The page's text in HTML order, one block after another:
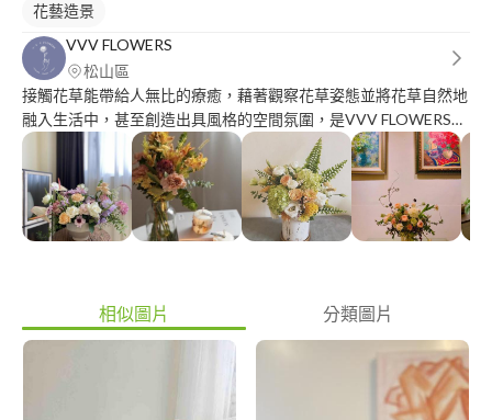
花藝造景
VVV FLOWERS
松山區
接觸花草能帶給人無比的療癒，藉著觀察花草姿態並將花草自然地
融入生活中，甚至創造出具風格的空間氛圍，是VVV FLOWERS的
初衷。 主理人Diane 接受許多花藝課訓練，及完成AAFF法式花藝
Niveau I 課程後，決定辭去外商公司的工作，專心發展自己最有熱
忱的花藝事業，並且結合之前精品業及零售業的工作經驗，提供商
品及視覺設計上的建議。 目前提供的服務包含週花服務，空間花
藝佈置，小班制花藝教學。
相似圖片 分類圖片